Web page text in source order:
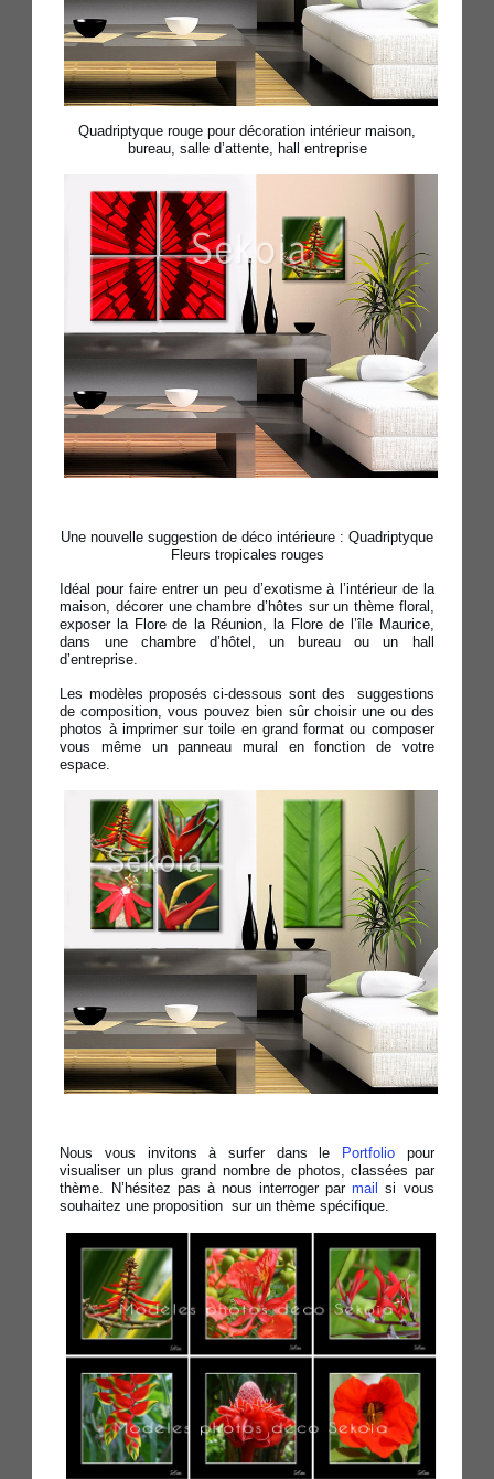
Quadriptyque rouge pour décoration intérieur maison,
bureau, salle d’attente, hall entreprise
Une nouvelle suggestion de déco intérieure : Quadriptyque
Fleurs tropicales rouges
Idéal pour faire entrer un peu d’exotisme à l’intérieur de la
maison, décorer une chambre d’hôtes sur un thème floral,
exposer la Flore de la Réunion, la Flore de l’île Maurice,
dans une chambre d’hôtel, un bureau ou un hall
d’entreprise.
Les modèles proposés ci-dessous sont des suggestions
de composition, vous pouvez bien sûr choisir une ou des
photos à imprimer sur toile en grand format ou composer
vous même un panneau mural en fonction de votre
espace.
Nous vous invitons à surfer dans le Portfoliopour
visualiser un plus grand nombre de photos, classées par
thème. N’hésitez pas à nous interroger parmail
si vous
souhaitez une proposition sur un thème spécifique.